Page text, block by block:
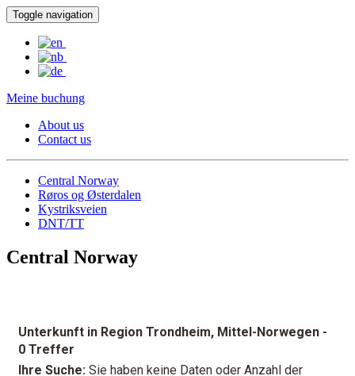
Toggle navigation
Meine buchung
About us
Contact us
Central Norway
Røros og Østerdalen
Kystriksveien
DNT/TT
Central Norway
Unterkunft in Region Trondheim, Mittel-Norwegen -
0 Treffer
Ihre Suche: Sie haben keine Daten oder Anzahl der